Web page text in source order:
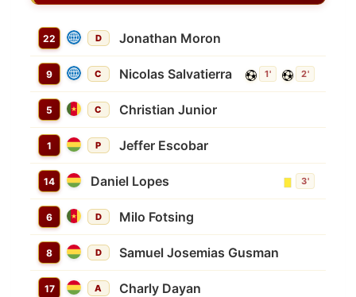
22 D Jonathan Moron
9 C Nicolas Salvatierra 1' 2'
5 C Christian Junior
1 P Jeffer Escobar
14 Daniel Lopes 3'
6 D Milo Fotsing
8 D Samuel Josemias Gusman
17 A Charly Dayan